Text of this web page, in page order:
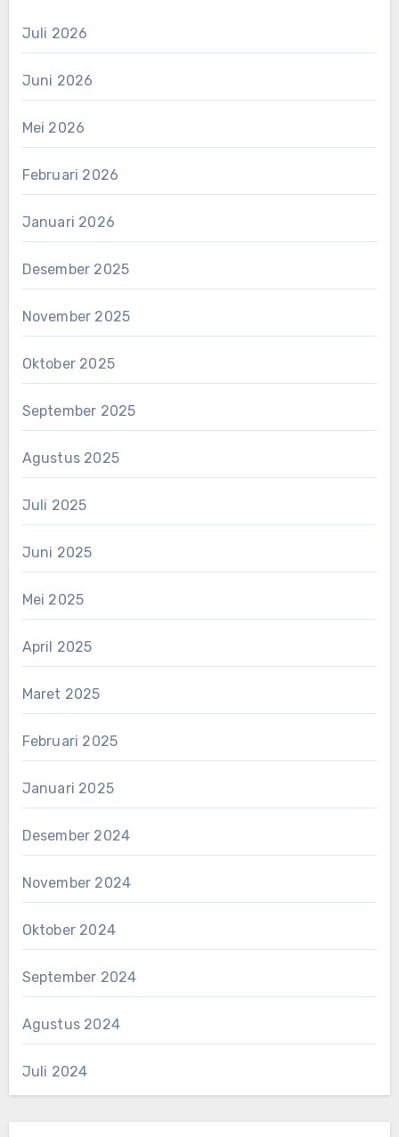
Juli 2026
Juni 2026
Mei 2026
Februari 2026
Januari 2026
Desember 2025
November 2025
Oktober 2025
September 2025
Agustus 2025
Juli 2025
Juni 2025
Mei 2025
April 2025
Maret 2025
Februari 2025
Januari 2025
Desember 2024
November 2024
Oktober 2024
September 2024
Agustus 2024
Juli 2024